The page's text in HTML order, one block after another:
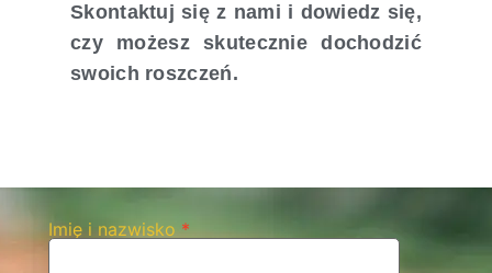
Skontaktuj się z nami i dowiedz się,
czy możesz skutecznie dochodzić
swoich roszczeń.
Imię i nazwisko*